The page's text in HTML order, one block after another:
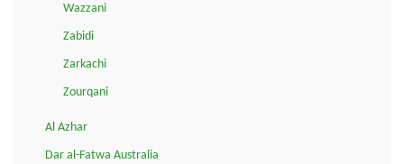
Wazzani
Zabidi
Zarkachi
Zourqani
Al Azhar
Dar al-Fatwa Australia